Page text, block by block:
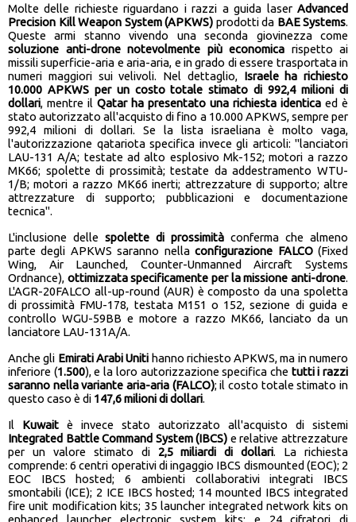
Molte delle richieste riguardano i razzi a guida laser Advanced
Precision Kill Weapon System (APKWS) prodotti da BAE Systems.
Queste armi stanno vivendo una seconda giovinezza come
soluzione anti-drone notevolmente più economica rispetto ai
missili superficie-aria e aria-aria, e in grado di essere trasportata in
numeri maggiori sui velivoli. Nel dettaglio, Israele ha richiesto
10.000 APKWS per un costo totale stimato di 992,4 milioni di
dollari, mentre il Qatar ha presentato una richiesta identica ed è
stato autorizzato all'acquisto di fino a 10.000 APKWS, sempre per
992,4 milioni di dollari. Se la lista israeliana è molto vaga,
l'autorizzazione qatariota specifica invece gli articoli: "lanciatori
LAU-131 A/A; testate ad alto esplosivo Mk-152; motori a razzo
MK66; spolette di prossimità; testate da addestramento WTU-
1/B; motori a razzo MK66 inerti; attrezzature di supporto; altre
attrezzature di supporto; pubblicazioni e documentazione
tecnica".
L'inclusione delle spolette di prossimità conferma che almeno
parte degli APKWS saranno nellaconfigurazione FALCO(Fixed
Wing, Air Launched, Counter-Unmanned Aircraft Systems
Ordnance), ottimizzata specificamente per la missione anti-drone.
L'AGR-20FALCO all-up-round (AUR) è composto da una spoletta
di prossimità FMU-178, testata M151 o 152, sezione di guida e
controllo WGU-59BB e motore a razzo MK66, lanciato da un
lanciatore LAU-131A/A.
Anche gli Emirati Arabi Uniti hanno richiesto APKWS, ma in numero
inferiore (1.500), e la loro autorizzazione specifica che tutti i razzi
saranno nella variante aria-aria (FALCO); il costo totale stimato in
questo caso è di 147,6 milioni di dollari.
Il Kuwait è invece stato autorizzato all'acquisto di sistemi
Integrated Battle Command System (IBCS) e relative attrezzature
per un valore stimato di 2,5 miliardi di dollari. La richiesta
comprende: 6 centri operativi di ingaggio IBCS dismounted (EOC); 2
EOC IBCS hosted; 6 ambienti collaborativi integrati IBCS
smontabili (ICE); 2 ICE IBCS hosted; 14 mounted IBCS integrated
fire unit modification kits; 35 launcher integrated network kits on
enhanced launcher electronic system kits; e 24 cifratori di